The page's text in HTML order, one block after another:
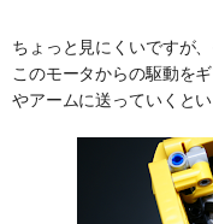
ちょっと見にくいですが
このモータからの駆動を
やアームに送っていくとい